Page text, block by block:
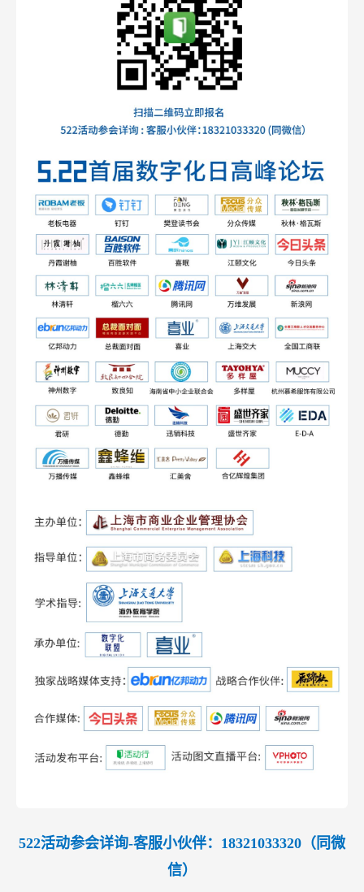
522活动参会详询-客服小伙伴：18321033320（同微
信）